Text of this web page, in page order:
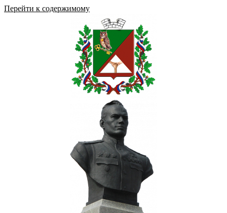
Перейти к содержимому